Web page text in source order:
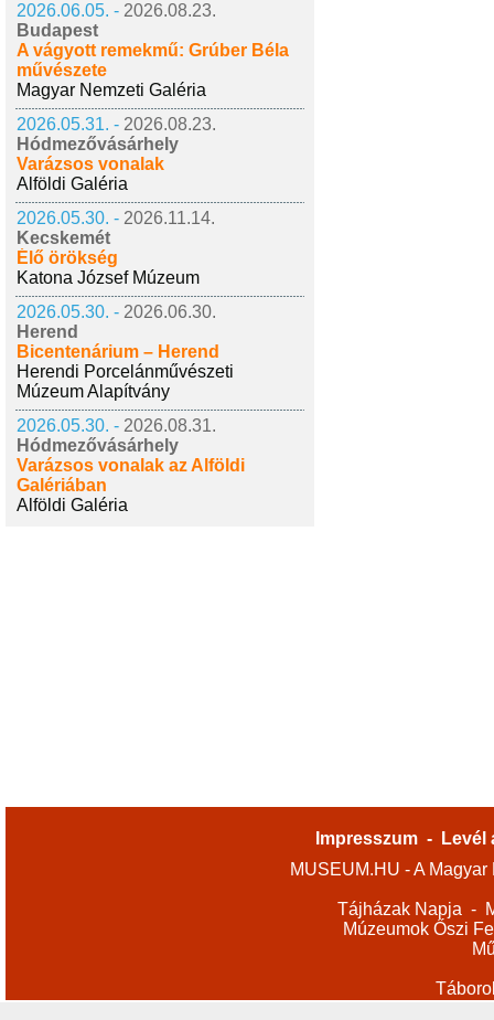
2026.06.05. - 2026.08.23.
Budapest
A vágyott remekmű: Grúber Béla
művészete
Magyar Nemzeti Galéria
2026.05.31. - 2026.08.23.
Hódmezővásárhely
Varázsos vonalak
Alföldi Galéria
2026.05.30. - 2026.11.14.
Kecskemét
Élő örökség
Katona József Múzeum
2026.05.30. - 2026.06.30.
Herend
Bicentenárium – Herend
Herendi Porcelánművészeti
Múzeum Alapítvány
2026.05.30. - 2026.08.31.
Hódmezővásárhely
Varázsos vonalak az Alföldi
Galériában
Alföldi Galéria
Impresszum -
Levél
MUSEUM.HU - A
Tájházak Napja -
Múzeumok Őszi